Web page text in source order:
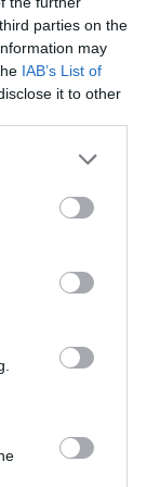
parties on the
may
IAB’s List of
it to other
Φάληρο,